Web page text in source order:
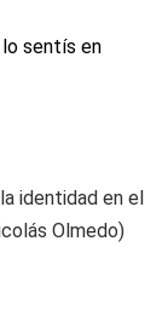
sentís en
identidad en el
Olmedo)